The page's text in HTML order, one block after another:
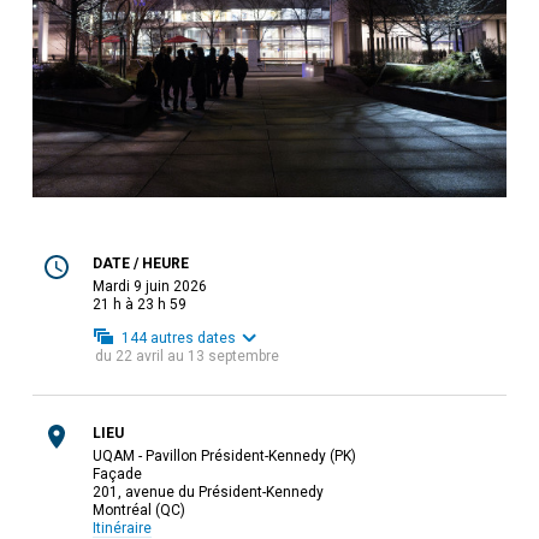
DATE / HEURE
mardi 9 juin 2026
21 h à 23 h 59
144 autres dates
du 22 avril au 13 septembre
LIEU
UQAM - Pavillon Président-Kennedy (PK)
Façade
201, avenue du Président-Kennedy
Montréal (QC)
Itinéraire